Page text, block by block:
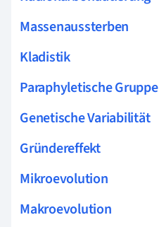
Massenaussterben
Kladistik
Paraphyletische Gruppe
Genetische Variabilität
Gründereffekt
Mikroevolution
Makroevolution